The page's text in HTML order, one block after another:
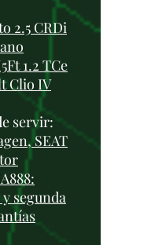
2.5 CRDi
1.2 TCe
Clio IV
servir:
SEAT
segunda